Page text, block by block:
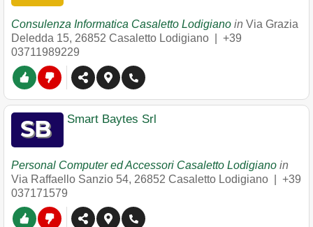
Consulenza Informatica Casaletto Lodigiano in Via Grazia
Deledda 15, 26852 Casaletto Lodigiano
+39
03711989229
Smart Baytes Srl
Personal Computer ed Accessori Casaletto Lodigiano in
Via Raffaello Sanzio 54, 26852 Casaletto Lodigiano
+39
037171579